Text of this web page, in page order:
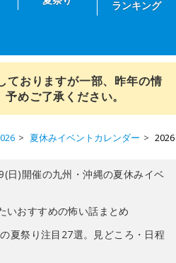
ランキング
ておりますが一部、昨年の情
めご了承ください。
夏休みイベントカレンダー
日)開催の九州・沖縄の夏休みイベ
いおすすめの怖い話まとめ
夏祭り注目27選。見どころ・日程